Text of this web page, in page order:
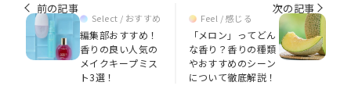
前の記事
Select / おすすめ
編集部おすすめ！
香りの良い人気の
メイクキープミス
ト3選！
次の記事
Feel / 感じる
「メロン」ってどん
な香り？香りの種類
やおすすめのシーン
について徹底解説！